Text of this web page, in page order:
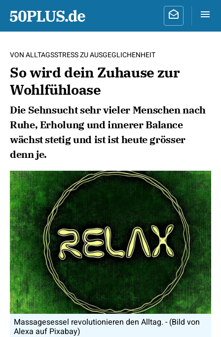
VON ALLTAGSSTRESS ZU AUSGEGLICHENHEIT
So wird dein Zuhause zur
Wohlfühloase
Die Sehnsucht sehr vieler Menschen nach
Ruhe, Erholung und innerer Balance
wächst stetig und ist ist heute grösser
denn je.
Massagesessel revolutionieren den Alltag. - (Bild von
Alexa auf Pixabay)